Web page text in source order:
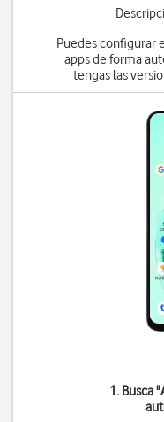
Puedes configurar
apps de forma
tengas las
1. Busca "